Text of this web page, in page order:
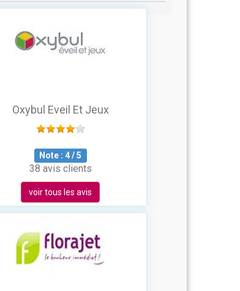
Oxybul Eveil Et Jeux
Note : 4/5
38 avis clients
voir tous les avis